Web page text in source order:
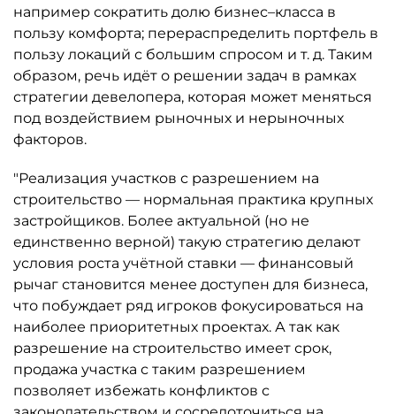
например сократить долю бизнес–класса в
пользу комфорта; перераспределить портфель в
пользу локаций с большим спросом и т. д. Таким
образом, речь идёт о решении задач в рамках
стратегии девелопера, которая может меняться
под воздействием рыночных и нерыночных
факторов.
"Реализация участков с разрешением на
строительство — нормальная практика крупных
застройщиков. Более актуальной (но не
единственно верной) такую стратегию делают
условия роста учётной ставки — финансовый
рычаг становится менее доступен для бизнеса,
что побуждает ряд игроков фокусироваться на
наиболее приоритетных проектах. А так как
разрешение на строительство имеет срок,
продажа участка с таким разрешением
позволяет избежать конфликтов с